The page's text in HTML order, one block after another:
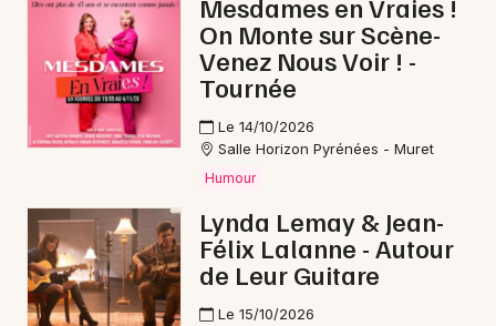
Newsletter des sorties
Artistes en tournée
Magazine en Ariège
Mesdames en Vraies !
On Monte sur Scène-
Venez Nous Voir ! -
Tournée
Le 14/10/2026
Salle Horizon Pyrénées - Muret
Humour
Lynda Lemay & Jean-
Félix Lalanne - Autour
de Leur Guitare
Le 15/10/2026